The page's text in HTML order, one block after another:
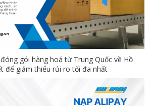
gói hàng hoá từ Trung Quốc về Hồ
để giảm thiểu rủi ro tối đa nhất